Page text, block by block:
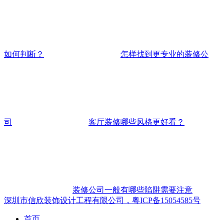
如何判断？ 怎样找到更专业的装修公
司 客厅装修哪些风格更好看？
装修公司一般有哪些陷阱需要注意
深圳市信欣装饰设计工程有限公司，粤ICP备15054585号